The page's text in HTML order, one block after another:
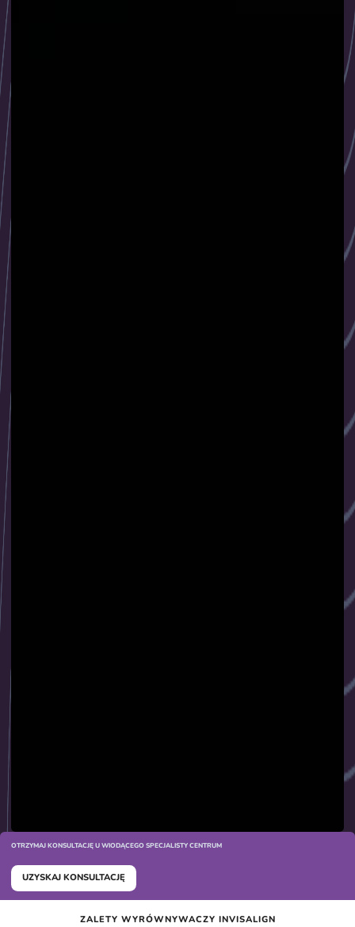
OTRZYMAJ KONSULTACJĘ U WIODĄCEGO SPECJALISTY CENTRUM
UZYSKAJ KONSULTACJĘ
ZALETY WYRÓWNYWACZY INVISALIGN